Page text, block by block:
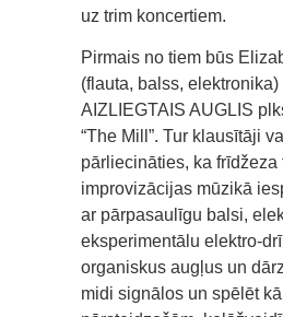
uz trim koncertiem.
Pirmais no tiem būs
(flauta, balss,
AIZLIEGTAIS AUGLIS
“The Mill”. Tur klausītāji
pārliecināties, ka frīdžeza
improvizācijas mūzikā
ar pārpasaulīgu balsi,
eksperimentālu elektro-
organiskus augļus un
midi signālos un spēlēt